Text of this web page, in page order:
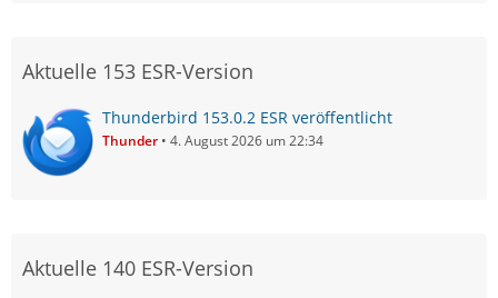
Aktuelle 153 ESR-Version
Thunderbird 153.0.2 ESR veröffentlicht
Thunder 4. August 2026 um 22:34
Aktuelle 140 ESR-Version